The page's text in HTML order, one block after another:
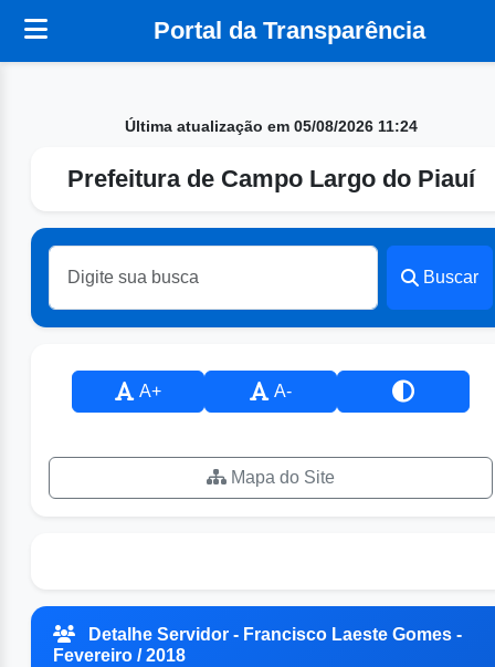
Portal da Transparência
Última atualização em 05/08/2026 11:24
Prefeitura de Campo Largo do Piauí
Buscar
A+ A-
Mapa do Site
Detalhe Servidor - Francisco Laeste Gomes -
Fevereiro / 2018